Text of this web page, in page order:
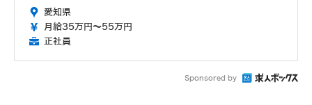
愛知県
月給35万円～55万円
正社員
Sponsored by